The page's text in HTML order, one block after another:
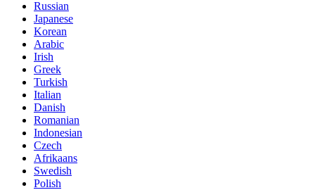
Russian
Japanese
Korean
Arabic
Irish
Greek
Turkish
Italian
Danish
Romanian
Indonesian
Czech
Afrikaans
Swedish
Polish